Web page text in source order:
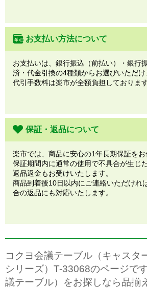
お支払い方法について
お支払いは、銀行振込（前払い）・銀行
済・代金引換の4種類からお選びいただけ
代引手数料は楽市が全額負担しております
保証・返品について
楽市では、商品に安心の1年長期保証をお
保証期間内に通常の使用で不具合が生じ
返品返金もお受けいたします。
商品到着後10日以内にご連絡いただけれ
合の返品にも対応いたします。
コクヨ会議テーブル（キャスタ
シリーズ）T-33068のページで
議テーブル）をお探しなら品揃